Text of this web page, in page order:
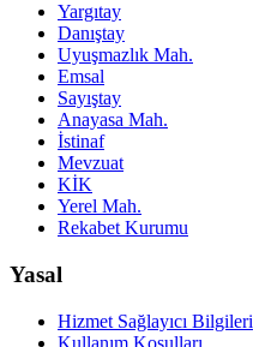
Yargıtay
Danıştay
Uyuşmazlık Mah.
Emsal
Sayıştay
Anayasa Mah.
İstinaf
Mevzuat
KİK
Yerel Mah.
Rekabet Kurumu
Yasal
Hizmet Sağlayıcı Bilgileri
Kullanım Koşulları